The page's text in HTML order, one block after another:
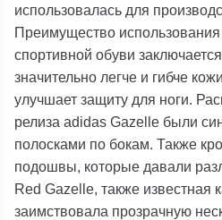
использовалась для
Преимущество
спортивной обуви
значительно легче и гибче
улучшает защиту для ноги.
релиза adidas Gazelle были
полосками по бокам. Также
подошвы, которые давали
Red Gazelle, также известная
заимствовала прозрачную